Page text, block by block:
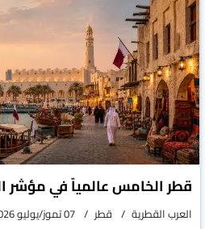
قطر الخامس عالمياً في مؤشر
العرب القطرية قطر 07 تموز/يوليو 2026